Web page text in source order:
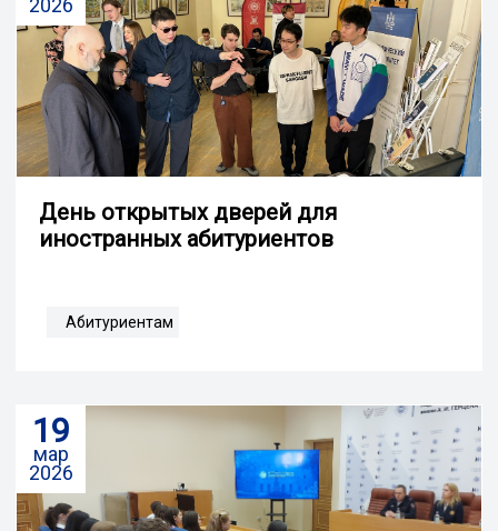
День открытых дверей для
иностранных абитуриентов
Абитуриентам
19
мар
2026